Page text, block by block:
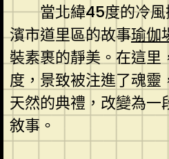
當北緯45度的冷
濱市道里區的故事瑜伽
裝素裹的靜美。在這里
度，景致被注進了魂靈
天然的典禮，改變為一
敘事。